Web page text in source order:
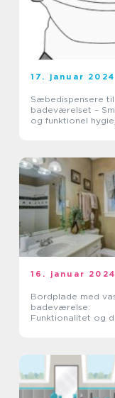
17. januar 2024
Sæbedispensere til
badeværelset –
og funktionel
16. januar 2024
Bordplade med
badeværelse:
Funktionalitet og